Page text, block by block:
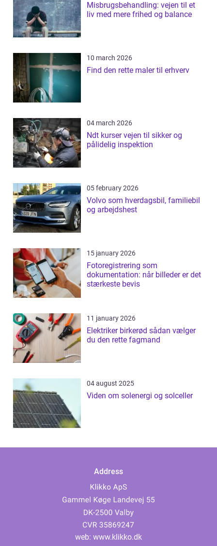
Misbrugsbehandling: vejen til et
liv med mere frihed og balance
10 march 2026
Find den rette maler til erhverv
04 march 2026
Ndt kurser vejen til sikker og
pålidelig inspektion
05 february 2026
Volvo som hverdagsbil, familiebil
og arbejdshest
15 january 2026
Fotoregistrering som
dokumentation: når billeder er det
stærkeste bevis
11 january 2026
Elektriker birkerød sådan vælger
du den rette fagmand
04 august 2025
Viden om solenergi og solceller
Address
web: www.klikko.dk